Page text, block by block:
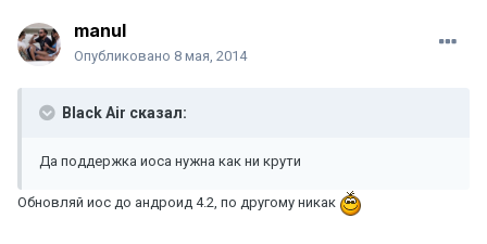
manul
Опубликовано 8 мая, 2014
Black Air сказал:
Да поддержка иоса нужна как ни крути
Обновляй иос до андроид 4.2, по другому никак